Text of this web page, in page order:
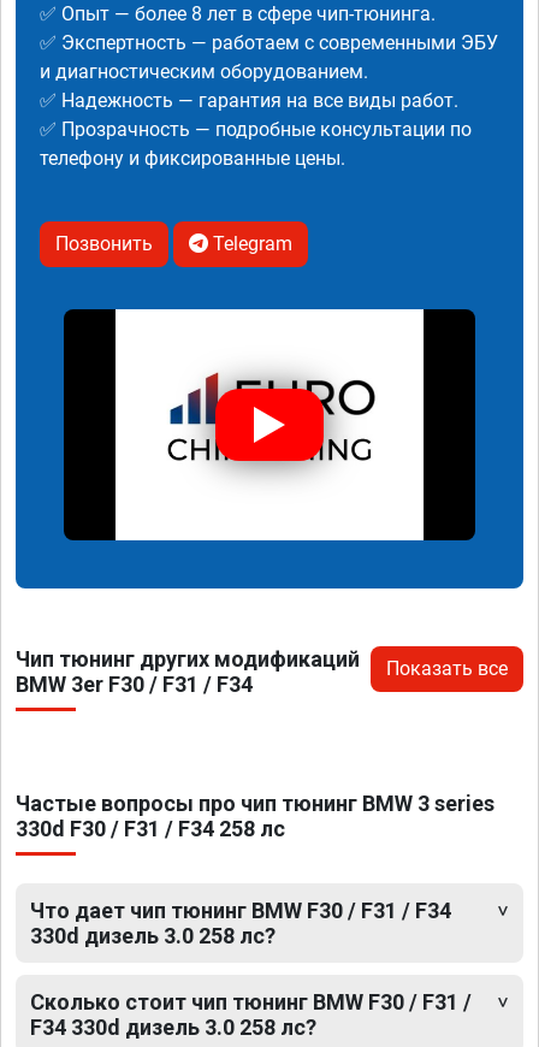
✅ Опыт — более 8 лет в сфере чип-тюнинга.
✅ Экспертность — работаем с современными ЭБУ
и диагностическим оборудованием.
✅ Надежность — гарантия на все виды работ.
✅ Прозрачность — подробные консультации по
телефону и фиксированные цены.
Позвонить Telegram
Чип тюнинг других модификаций
BMW 3er F30 / F31 / F34
Показать все
Частые вопросы про чип тюнинг BMW 3 series
330d F30 / F31 / F34 258 лс
Что дает чип тюнинг BMW F30 / F31 / F34
330d дизель 3.0 258 лс?
Сколько стоит чип тюнинг BMW F30 / F31 /
F34 330d дизель 3.0 258 лс?